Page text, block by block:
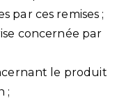
par ces remises ;
concernée par
le produit
;